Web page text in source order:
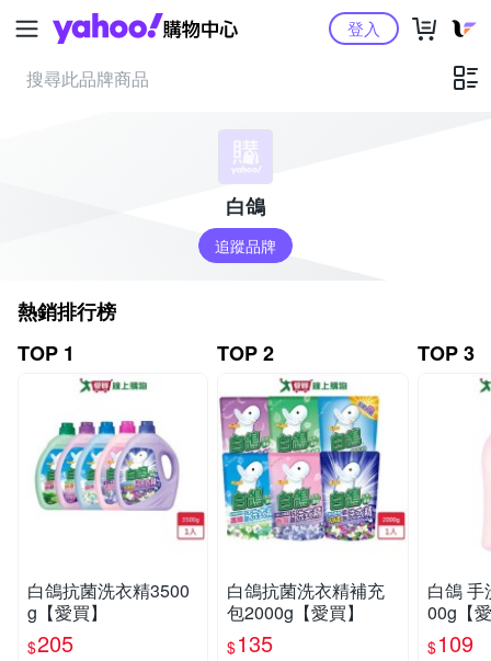
Yahoo購物中心登入
白鴿
追蹤品牌
熱銷排行榜
TOP 1
白鴿抗菌洗衣精3500
g【愛買】
$205
TOP 2
白鴿抗菌洗衣精補充
包2000g【愛買】
$135
TOP 3
白鴿 手
00g【
$109